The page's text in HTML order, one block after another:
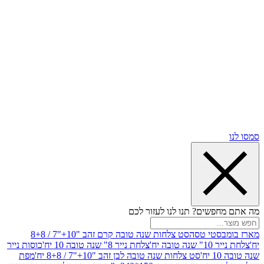
תנו לנו לעזור לכם
טסה
סט צלחות שנה טובה קרם זהב "10+"7 / 8+8
יח'
צלחת נייר 8" שנה טובה 10 יח'
כוסות נייר
סט צלחות שנה טובה לבן זהב "10+"7 / 8+8 יח'
מפת